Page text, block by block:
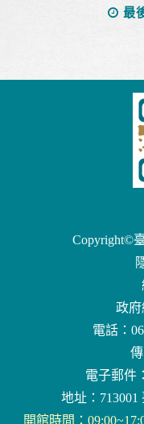
最
Copyright©
政府
電話：
電子郵件：
地址：713001
開館時間：